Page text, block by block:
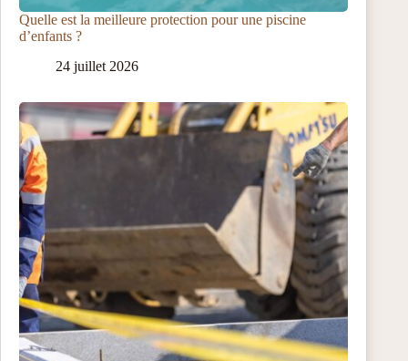
Quelle est la meilleure protection pour une piscine
d’enfants ?
24 juillet 2026